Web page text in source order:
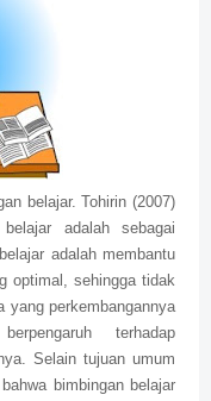
belajar. Tohirin (2007)
adalah sebagai
adalah membantu
optimal, sehingga tidak
yang perkembangannya
terhadap
Selain tujuan umum
bimbingan belajar